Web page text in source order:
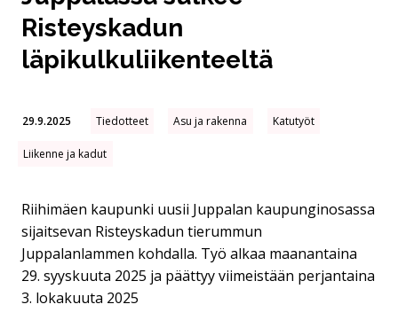
Risteyskadun
läpikulkuliikenteeltä
29.9.2025 Tiedotteet Asu ja rakenna Katutyöt
Liikenne ja kadut
Riihimäen kaupunki uusii Juppalan kaupunginosassa
sijaitsevan Risteyskadun tierummun
Juppalanlammen kohdalla. Työ alkaa maanantaina
29. syyskuuta 2025 ja päättyy viimeistään perjantaina
3. lokakuuta 2025